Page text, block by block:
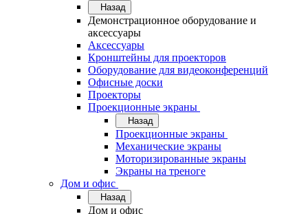
Назад
Демонстрационное оборудование и
аксессуары
Аксессуары
Кронштейны для проекторов
Оборудование для видеоконференций
Офисные доски
Проекторы
Проекционные экраны
Назад
Проекционные экраны
Механические экраны
Моторизированные экраны
Экраны на треноге
Дом и офис
Назад
Дом и офис